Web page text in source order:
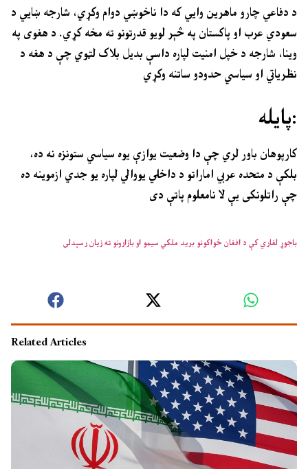
د دفاعي چارو ماهرین وایي که دا ناخوښي دوام وکړي، شارجه ښايي د
سعودي عرب او پاکستان په څېر لویو قدرتونو ته مخه کړي. د هغوی په
وینا، شارجه د خپل امنیت لپاره داسې بدیل بلاک لټوي چې د هغه د
نظریاتي او سیاسي حدودو ساتنه وکړي
پایله:
کارپوهان باور لري چې دا وضعیت یوازې یوه سیاسي ستونزه نه ده،
بلکې د متحده عربي اماراتو د داخلي یووالي لپاره یو جدي ازموینه ده
چې راتلونکی یې لا نامعلوم پاتې دی
باجوړ لغاري کې د افغان ځواکونو برید ملکي سیمو او بازارونو ته زیان رسېدلی
Related Articles